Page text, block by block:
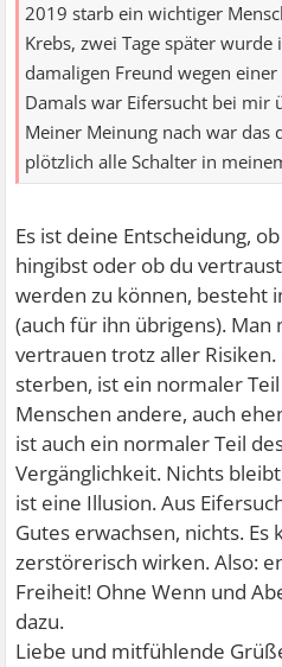
2019 starb ein wichtiger
Krebs, zwei Tage später
damaligen Freund wegen
Damals war Eifersucht bei mir
Meiner Meinung nach war das
plötzlich alle Schalter in
Es ist deine Entscheidung,
hingibst oder ob du
werden zu können, besteht
(auch für ihn übrigens). Man
vertrauen trotz aller
sterben, ist ein normaler
Menschen andere, auch
ist auch ein normaler Teil
Vergänglichkeit. Nichts
ist eine Illusion. Aus
Gutes erwachsen, nichts.
zerstörerisch wirken. Also:
Freiheit! Ohne Wenn und
dazu.
Liebe und mitfühlende